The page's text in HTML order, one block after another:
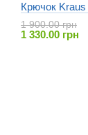
Крючок Kraus
1 900.00 грн
1 330.00 грн